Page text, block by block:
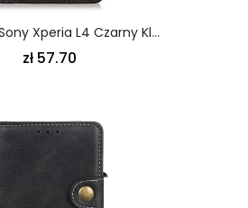
Pokrowce Sony Xperia L4 Czarny Klasyczny Styl Skóry
zł 57.70